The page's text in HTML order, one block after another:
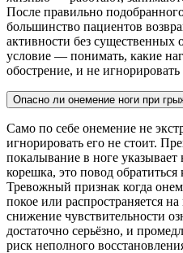
После правильно
большинство пациентов
активности без существенных
условие — понимать, какие
обострение, и не
Опасно ли онемение ноги при
Само по себе онемение не
игнорировать его не стоит.
покалывание в ноге указывает
корешка, это повод
Тревожный признак когда
покое или распространяется
снижение чувствительности
достаточно серьёзно, и
риск неполного